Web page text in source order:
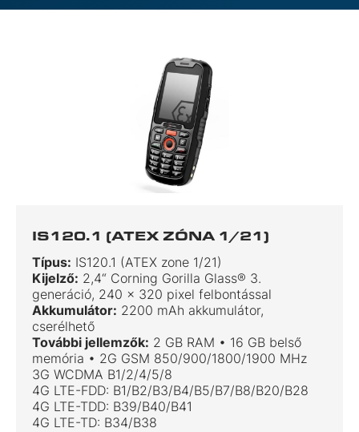
IS120.1 (ATEX ZÓNA 1/21)
Típus: IS120.1 (ATEX zone 1/21)
Kijelző: 2,4“ Corning Gorilla Glass® 3.
generáció, 240 x 320 pixel felbontással
Akkumulátor: 2200 mAh akkumulátor,
cserélhető
További jellemzők: 2 GB RAM • 16 GB belső
memória • 2G GSM 850/900/1800/1900 MHz
3G WCDMA B1/2/4/5/8
4G LTE-FDD: B1/B2/B3/B4/B5/B7/B8/B20/B28
4G LTE-TDD: B39/B40/B41
4G LTE-TD: B34/B38